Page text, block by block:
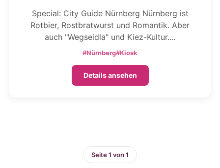
Special: City Guide Nürnberg Nürnberg ist
Rotbier, Rostbratwurst und Romantik. Aber
auch "Wegseidla" und Kiez-Kultur....
#Nürnberg#Kiosk
Details ansehen
Seite 1 von 1